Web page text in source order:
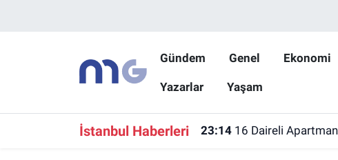
Gündem Genel Ekonomi
Yazarlar Yaşam
İstanbul Haberleri 23:14 16 Daireli
Hava Durumu
İstanbul Namaz Vakitleri